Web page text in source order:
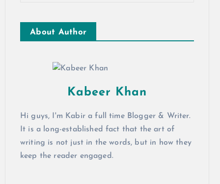
About Author
Kabeer Khan
Hi guys, I'm Kabir a full time Blogger & Writer.
It is a long-established fact that the art of
writing is not just in the words, but in how they
keep the reader engaged.